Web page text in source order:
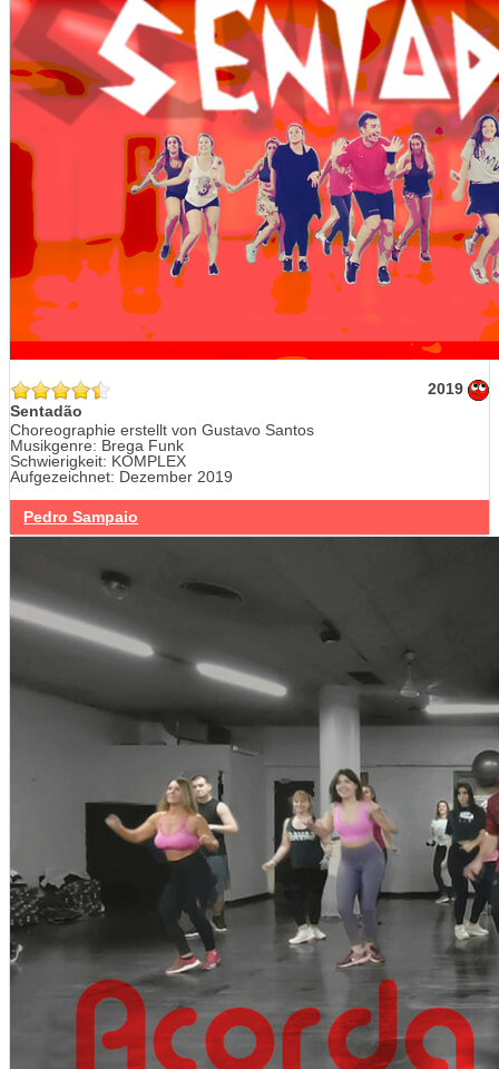
2019
Sentadão
Choreographie erstellt von Gustavo Santos
Musikgenre: Brega Funk
Schwierigkeit: KOMPLEX
Aufgezeichnet: Dezember 2019
Pedro Sampaio